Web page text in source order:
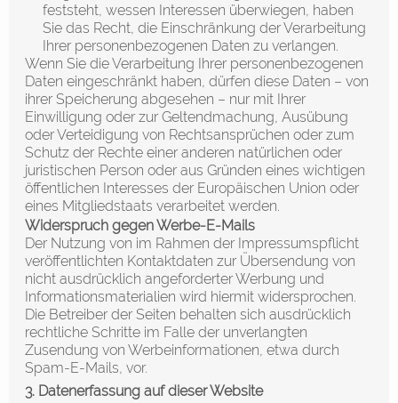
feststeht, wessen Interessen überwiegen, haben
Sie das Recht, die Einschränkung der Verarbeitung
Ihrer personenbezogenen Daten zu verlangen.
Wenn Sie die Verarbeitung Ihrer personenbezogenen
Daten eingeschränkt haben, dürfen diese Daten – von
ihrer Speicherung abgesehen – nur mit Ihrer
Einwilligung oder zur Geltendmachung, Ausübung
oder Verteidigung von Rechtsansprüchen oder zum
Schutz der Rechte einer anderen natürlichen oder
juristischen Person oder aus Gründen eines wichtigen
öffentlichen Interesses der Europäischen Union oder
eines Mitgliedstaats verarbeitet werden.
Widerspruch gegen Werbe-E-Mails
Der Nutzung von im Rahmen der Impressumspflicht
veröffentlichten Kontaktdaten zur Übersendung von
nicht ausdrücklich angeforderter Werbung und
Informationsmaterialien wird hiermit widersprochen.
Die Betreiber der Seiten behalten sich ausdrücklich
rechtliche Schritte im Falle der unverlangten
Zusendung von Werbeinformationen, etwa durch
Spam-E-Mails, vor.
3. Datenerfassung auf dieser Website